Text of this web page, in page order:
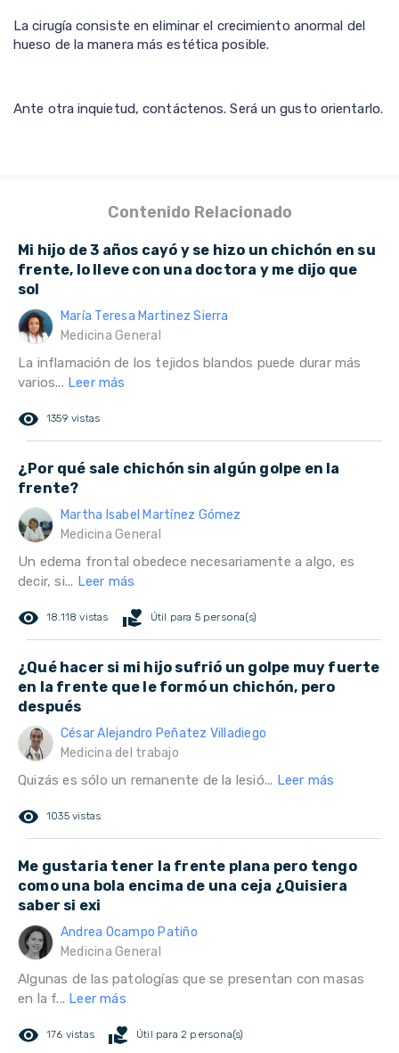
La cirugía consiste en eliminar el crecimiento anormal del
hueso de la manera más estética posible.
Ante otra inquietud, contáctenos. Será un gusto orientarlo.
Contenido Relacionado
Mi hijo de 3 años cayó y se hizo un chichón en su
frente, lo lleve con una doctora y me dijo que
sol
María Teresa Martinez Sierra
Medicina General
La inflamación de los tejidos blandos puede durar más
varios... Leer más
remove_red_eye 1359 vistas
¿Por qué sale chichón sin algún golpe en la
frente?
Martha Isabel Martínez Gómez
Medicina General
Un edema frontal obedece necesariamente a algo, es
decir, si... Leer más
remove_red_eye 18.118 vistas volunteer_activism Útil para 5 persona(s)
¿Qué hacer si mi hijo sufrió un golpe muy fuerte
en la frente que le formó un chichón, pero
después
César Alejandro Peñatez Villadiego
Medicina del trabajo
Quizás es sólo un remanente de la lesió... Leer más
remove_red_eye 1035 vistas
Me gustaria tener la frente plana pero tengo
como una bola encima de una ceja ¿Quisiera
saber si exi
Andrea Ocampo Patiño
Medicina General
Algunas de las patologías que se presentan con masas
en la f... Leer más
remove_red_eye 176 vistas volunteer_activism Útil para 2 persona(s)